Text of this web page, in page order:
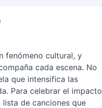
fenómeno cultural, y
cada escena. No
que intensifica las
Para celebrar el impacto
de canciones que